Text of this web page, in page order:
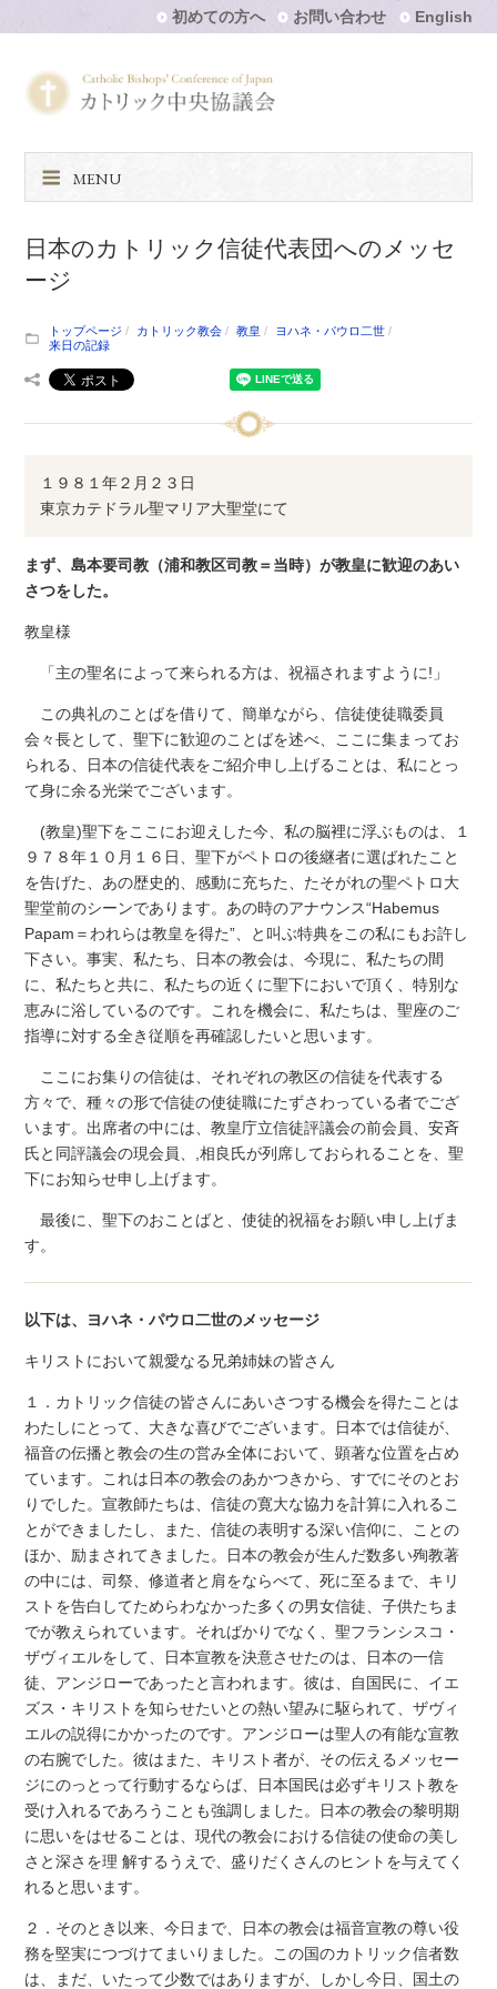
初めての方へ お問い合わせ English
MENU
日本のカトリック信徒代表団へのメッセ
ージ
トップページ カトリック教会 教皇
ヨハネ・パウロ二世
来日の記録
１９８１年２月２３日
東京カテドラル聖マリア大聖堂にて
まず、島本要司教（浦和教区司教＝当時）が教皇に歓迎のあい
さつをした。
教皇様
「主の聖名によって来られる方は、祝福されますように!」
この典礼のことばを借りて、簡単ながら、信徒使徒職委員
会々長として、聖下に歓迎のことばを述べ、ここに集まってお
られる、日本の信徒代表をご紹介申し上げることは、私にとっ
て身に余る光栄でございます。
(教皇)聖下をここにお迎えした今、私の脳裡に浮ぶものは、１
９７８年１０月１６日、聖下がペトロの後継者に選ばれたこと
を告げた、あの歴史的、感動に充ちた、たそがれの聖ペトロ大
聖堂前のシーンであります。あの時のアナウンス“Habemus
Papam＝われらは教皇を得た”、と叫ぶ特典をこの私にもお許し
下さい。事実、私たち、日本の教会は、今現に、私たちの間
に、私たちと共に、私たちの近くに聖下においで頂く、特別な
恵みに浴しているのです。これを機会に、私たちは、聖座のご
指導に対する全き従順を再確認したいと思います。
ここにお集りの信徒は、それぞれの教区の信徒を代表する
方々で、種々の形で信徒の使徒職にたずさわっている者でござ
います。出席者の中には、教皇庁立信徒評議会の前会員、安斉
氏と同評議会の現会員、,相良氏が列席しておられることを、聖
下にお知らせ申し上げます。
最後に、聖下のおことばと、使徒的祝福をお願い申し上げま
す。
以下は、ヨハネ・パウロ二世のメッセージ
キリストにおいて親愛なる兄弟姉妹の皆さん
１．カトリック信徒の皆さんにあいさつする機会を得たことは
わたしにとって、大きな喜びでございます。日本では信徒が、
福音の伝播と教会の生の営み全体において、顕著な位置を占め
ています。これは日本の教会のあかつきから、すでにそのとお
りでした。宣教師たちは、信徒の寛大な協力を計算に入れるこ
とができましたし、また、信徒の表明する深い信仰に、ことの
ほか、励まされてきました。日本の教会が生んだ数多い殉教著
の中には、司祭、修道者と肩をならべて、死に至るまで、キリ
ストを告白してためらわなかった多くの男女信徒、子供たちま
でが教えられています。そればかりでなく、聖フランシスコ・
ザヴィエルをして、日本宣教を決意させたのは、日本の一信
徒、アンジローであったと言われます。彼は、自国民に、イエ
ズス・キリストを知らせたいとの熱い望みに駆られて、ザヴィ
エルの説得にかかったのです。アンジローは聖人の有能な宣教
の右腕でした。彼はまた、キリスト者が、その伝えるメッセー
ジにのっとって行動するならば、日本国民は必ずキリスト教を
受け入れるであろうことも強調しました。日本の教会の黎明期
に思いをはせることは、現代の教会における信徒の使命の美し
さと深さを理 解するうえで、盛りだくさんのヒントを与えてく
れると思います。
２．そのとき以来、今日まで、日本の教会は福音宣教の尊い役
務を堅実につづけてまいりました。この国のカトリック信者数
は、まだ、いたって少数ではありますが、しかし今日、国土の